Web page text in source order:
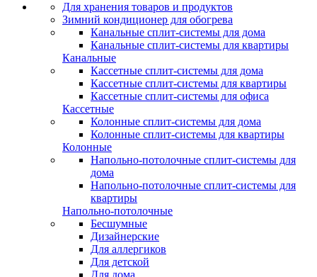
Для хранения товаров и продуктов
Зимний кондиционер для обогрева
Канальные сплит-системы для дома
Канальные сплит-системы для квартиры
Канальные
Кассетные сплит-системы для дома
Кассетные сплит-системы для квартиры
Кассетные сплит-системы для офиса
Кассетные
Колонные сплит-системы для дома
Колонные сплит-системы для квартиры
Колонные
Напольно-потолочные сплит-системы для
дома
Напольно-потолочные сплит-системы для
квартиры
Напольно-потолочные
Бесшумные
Дизайнерские
Для аллергиков
Для детской
Для дома